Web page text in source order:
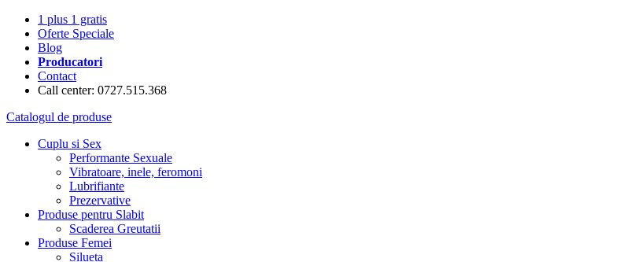
1 plus 1 gratis
Oferte Speciale
Blog
Producatori
Contact
Call center: 0727.515.368
Catalogul de produse
Cuplu si Sex
Performante Sexuale
Vibratoare, inele, feromoni
Lubrifiante
Prezervative
Produse pentru Slabit
Scaderea Greutatii
Produse Femei
Silueta